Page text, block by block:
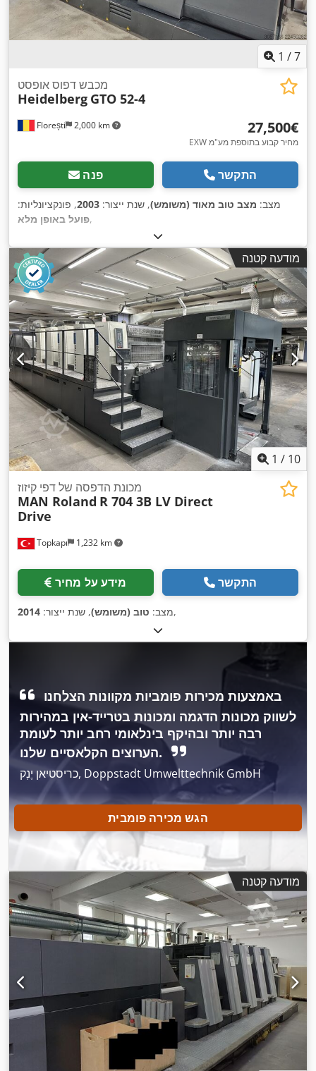
1 /7
Florești 2,000 km
מכבש דפוס אופסט
Heidelberg GTO 52-4
‏27,500 ‏€
EXW מחיר קבוע בתוספת מע"מ
פנה התקשר
מצב: מצב טוב מאוד (משומש), שנת ייצור: 2003, פונקציונליות:
פועל באופן מלא,
מודעה קטנה
1 / 10
Topkapı 1,232 km
מכונת הדפסה של דפי קיזוז
MAN Roland R 704 3B LV Direct
Drive
מידע על מחיר התקשר
מצב: טוב (משומש), שנת ייצור: 2014 ,
לשווק מכונות הדגמה ומכונות בטרייד-אין במהירות
רבה יותר ובהיקף בינלאומי רחב יותר לעומת
הערוצים הקלאסיים שלנו.
כריסטיאן יֶנְק, Doppstadt Umwelttechnik GmbH
הגש מכירה פומבית
מודעה קטנה